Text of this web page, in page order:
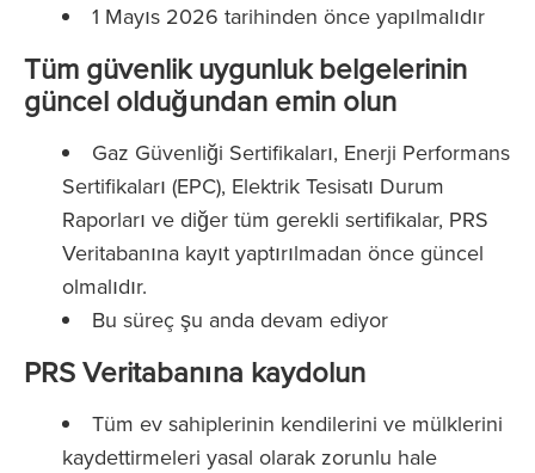
1 Mayıs 2026 tarihinden önce yapılmalıdır
Tüm güvenlik uygunluk belgelerinin
güncel olduğundan emin olun
Gaz Güvenliği Sertifikaları, Enerji Performans
Sertifikaları (EPC), Elektrik Tesisatı Durum
Raporları ve diğer tüm gerekli sertifikalar, PRS
Veritabanına kayıt yaptırılmadan önce güncel
olmalıdır.
Bu süreç şu anda devam ediyor
PRS Veritabanına kaydolun
Tüm ev sahiplerinin kendilerini ve mülklerini
kaydettirmeleri yasal olarak zorunlu hale